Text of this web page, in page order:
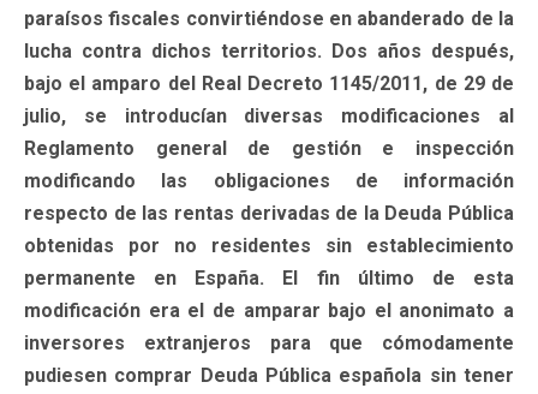
paraísos fiscales convirtiéndose en abanderado de la
lucha contra dichos territorios. Dos años después,
bajo el amparo del Real Decreto 1145/2011, de 29 de
julio, se introducían diversas modificaciones al
Reglamento general de gestión e inspección
modificando las obligaciones de información
respecto de las rentas derivadas de la Deuda Pública
obtenidas por no residentes sin establecimiento
permanente en España. El fin último de esta
modificación era el de amparar bajo el anonimato a
inversores extranjeros para que cómodamente
pudiesen comprar Deuda Pública española sin tener